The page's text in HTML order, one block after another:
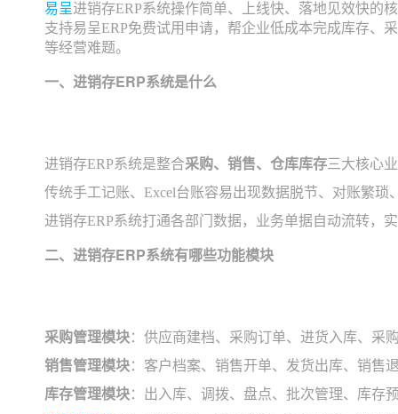
易呈进销存ERP系统操作简单、上线快、落地见效快的
支持易呈ERP免费试用申请，帮企业低成本完成库存、
等经营难题。
一、进销存ERP系统是什么
进销存ERP系统是整合采购、销售、仓库库存三大核心
传统手工记账、Excel台账容易出现数据脱节、对账繁琐
进销存ERP系统打通各部门数据，业务单据自动流转，
二、进销存ERP系统有哪些功能模块
采购管理模块：供应商建档、采购订单、进货入库、采
销售管理模块：客户档案、销售开单、发货出库、销售
库存管理模块：出入库、调拨、盘点、批次管理、库存